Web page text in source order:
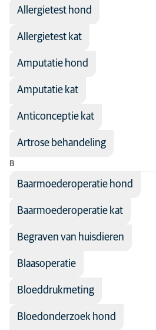
Vakgebied
Ademhaling
Anesthesie
Cardiologie
Chirurgie
Communicatie
Diagnostische beeldvorming
Fysiotherapie
Gedrag
Alle diersoorten
Andere dieren
Hond
Seniorkat
Allergietest hond
Allergietest kat
Amputatie hond
Amputatie kat
Anticonceptie kat
Artrose behandeling
B
Baarmoederoperatie hond
Baarmoederoperatie kat
Begraven van huisdieren
Blaasoperatie
Bloeddrukmeting
Bloedonderzoek hond